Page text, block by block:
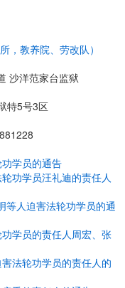
，教养院、劳改队）
沙洋范家台监狱
特5号3区
学员的通告
功学员汪礼迪的责任人
等人迫害法轮功学员的通
学员的责任人周宏、张
法轮功学员的责任人的